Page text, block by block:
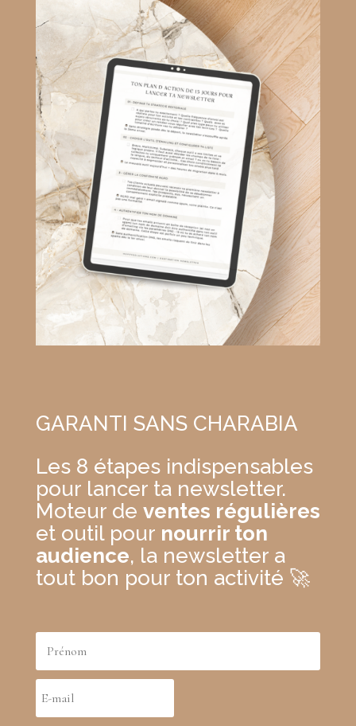
GARANTI SANS CHARABIA
Les 8 étapes indispensables
pour lancer ta newsletter.
Moteur de ventes régulières
et outil pour nourrir ton
audience, la newsletter a
tout bon pour ton activité 🚀